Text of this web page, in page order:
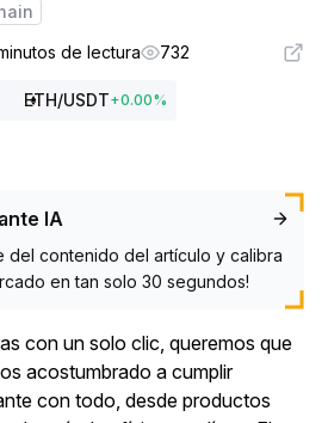
de lectura 732
ETH/USDT+0.00%
IA
del contenido del artículo y calibra
en tan solo 30 segundos!
con un solo clic, queremos que
acostumbrado a cumplir
con todo, desde productos